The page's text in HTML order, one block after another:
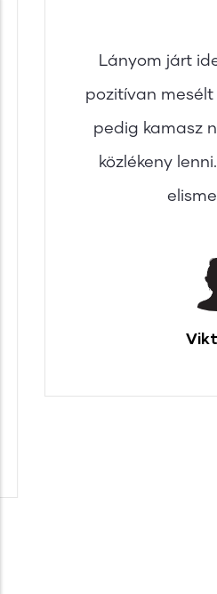
Lányom járt ide
pozitívan mesélt a
pedig kamasz nem
közlékeny lenni.
Viktória